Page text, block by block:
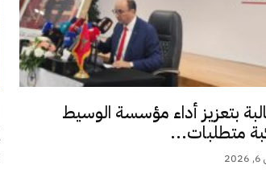
بتعزيز أداء مؤسسة الوسيط
متطلبات...